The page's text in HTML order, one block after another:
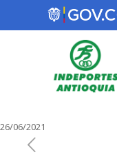
26/06/2021